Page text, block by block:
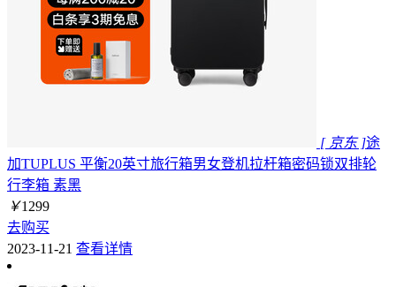
[ 京东 ]途
加TUPLUS 平衡20英寸旅行箱男女登机拉杆箱密码锁双排轮
行李箱 素黑
￥1299
去购买
2023-11-21 查看详情